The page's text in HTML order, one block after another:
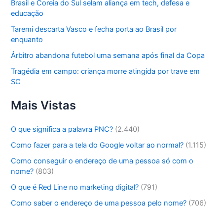
Brasil e Coreia do Sul selam aliança em tech, defesa e
educação
Taremi descarta Vasco e fecha porta ao Brasil por
enquanto
Árbitro abandona futebol uma semana após final da Copa
Tragédia em campo: criança morre atingida por trave em
SC
Mais Vistas
O que significa a palavra PNC? (2.440)
Como fazer para a tela do Google voltar ao normal? (1.115)
Como conseguir o endereço de uma pessoa só com o
nome? (803)
O que é Red Line no marketing digital? (791)
Como saber o endereço de uma pessoa pelo nome? (706)